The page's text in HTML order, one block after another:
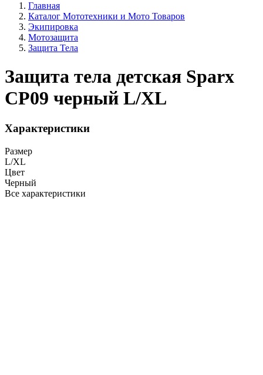
Главная
Каталог Мототехники и Мото Товаров
Экипировка
Мотозащита
Защита Тела
Защита тела детская Sparx
CP09 черный L/XL
Характеристики
Размер
L/XL
Цвет
Черный
Все характеристики